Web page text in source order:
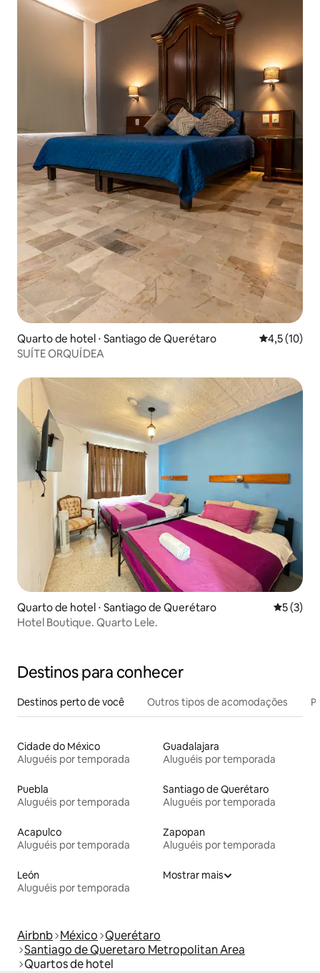
Quarto de hotel ⋅ Santiago de Querétaro 4,5 de uma
4,5 (10)
SUÍTE ORQUÍDEA
Quarto de hotel ⋅ Santiago de Querétaro 5 de
5 (3)
Hotel Boutique. Quarto Lele.
Destinos para conhecer
Destinos perto de você Outros tipos de acomodações
Cidade do México
Aluguéis por temporada
Guadalajara
Aluguéis por temporada
Puebla
Aluguéis por temporada
Santiago de Querétaro
Aluguéis por temporada
Acapulco
Aluguéis por temporada
Zapopan
Aluguéis por temporada
León
Aluguéis por temporada
Mostrar mais
Airbnb México Querétaro
Santiago de Queretaro Metropolitan Area
Quartos de hotel